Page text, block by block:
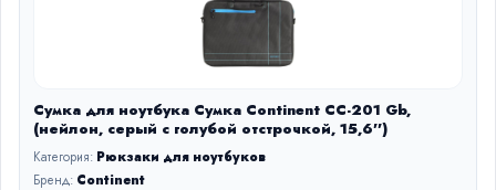
Сумка для ноутбука Сумка Continent CC-201 Gb,
(нейлон, серый с голубой отстрочкой, 15,6'')
Категория: Рюкзаки для ноутбуков
Бренд: Continent